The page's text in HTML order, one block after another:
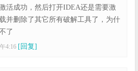
活成功，然后打开IDEA还是需要激
并删除了其它所有破解工具了，为什
了
4:16 [回复]